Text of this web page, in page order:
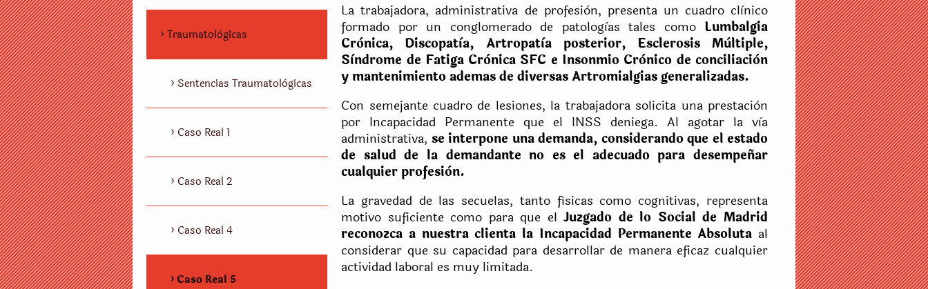
La trabajadora, administrativa de profesiòn, presenta un cuadro clìnico
formado por un conglomerado de patologìas tales como Lumbalgia
Crònica, Discopatìa, Artropatìa posterior, Esclerosis Mùltiple,
Sìndrome de Fatiga Crònica SFC e Insonmio Crònico de conciliaciòn
y mantenimiento ademas de diversas Artromialgias generalizadas.
Con semejante cuadro de lesiones, la trabajadora solicita una prestaciòn
por Incapacidad Permanente que el INSS deniega. Al agotar la vìa
administrativa, se interpone una demanda, considerando que el estado
de salud de la demandante no es el adecuado para desempeñar
cualquier profesiòn.
La gravedad de las secuelas, tanto físicas como cognitivas, representa
motivo suficiente como para que elJuzgado de lo Social de Madrid
reconozca a nuestra clienta la Incapacidad Permanente Absoluta al
considerar que su capacidad para desarrollar de manera eficaz cualquier
actividad laboral es muy limitada.
Traumatològicas
Sentencias Traumatològicas
Caso Real 1
Caso Real 2
Caso Real 4
Caso Real 5